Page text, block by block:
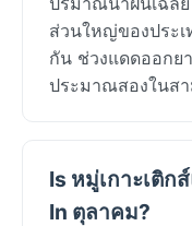
ส่วนใหญ่ของประ
กัน ช่วงแดดออกย
ประมาณสองในส
Is หมู่เกาะเติก
In ตุลาคม?